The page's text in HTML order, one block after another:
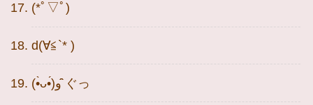
(*ﾟ▽ﾟ)ゞ
d(∀≦`* )
(•̀ᴗ•́)و ̑̑ぐっ